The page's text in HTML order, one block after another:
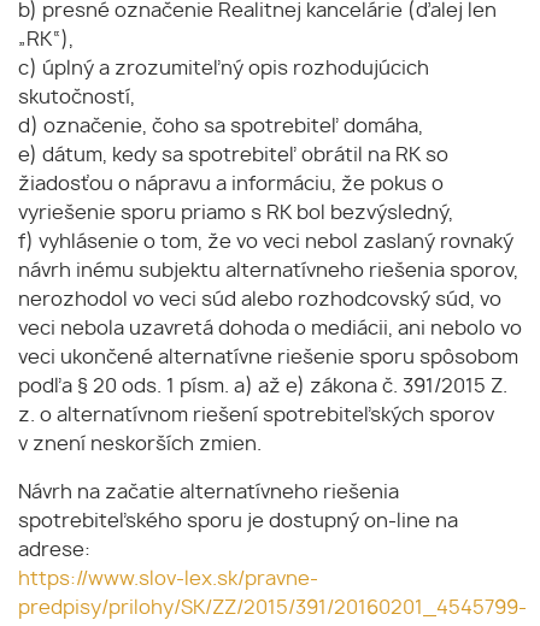
b) presné označenie Realitnej kancelárie (ďalej len
„RK“),
c) úplný a zrozumiteľný opis rozhodujúcich
skutočností,
d) označenie, čoho sa spotrebiteľ domáha,
e) dátum, kedy sa spotrebiteľ obrátil na RK so
žiadosťou o nápravu a informáciu, že pokus o
vyriešenie sporu priamo s RK bol bezvýsledný,
f) vyhlásenie o tom, že vo veci nebol zaslaný rovnaký
návrh inému subjektu alternatívneho riešenia sporov,
nerozhodol vo veci súd alebo rozhodcovský súd, vo
veci nebola uzavretá dohoda o mediácii, ani nebolo vo
veci ukončené alternatívne riešenie sporu spôsobom
podľa § 20 ods. 1 písm. a) až e) zákona č. 391/2015 Z.
z. o alternatívnom riešení spotrebiteľských sporov
v znení neskorších zmien.
Návrh na začatie alternatívneho riešenia
spotrebiteľského sporu je dostupný on-line na
adrese:
https://www.slov-lex.sk/pravne-
predpisy/prilohy/SK/ZZ/2015/391/20160201_4545799-